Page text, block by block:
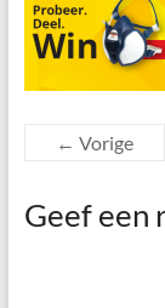
← Vorige
Geef een